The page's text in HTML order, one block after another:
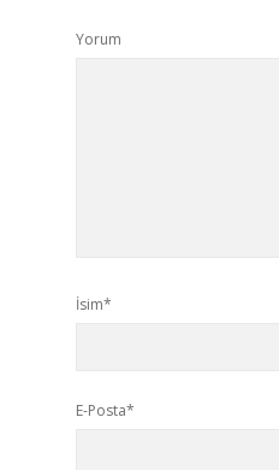
Yorum
İsim*
E-Posta*